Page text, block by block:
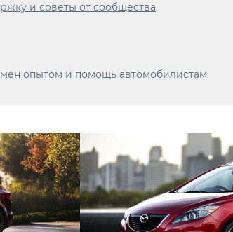
и советы от сообщества
опытом и помощь автомобилистам